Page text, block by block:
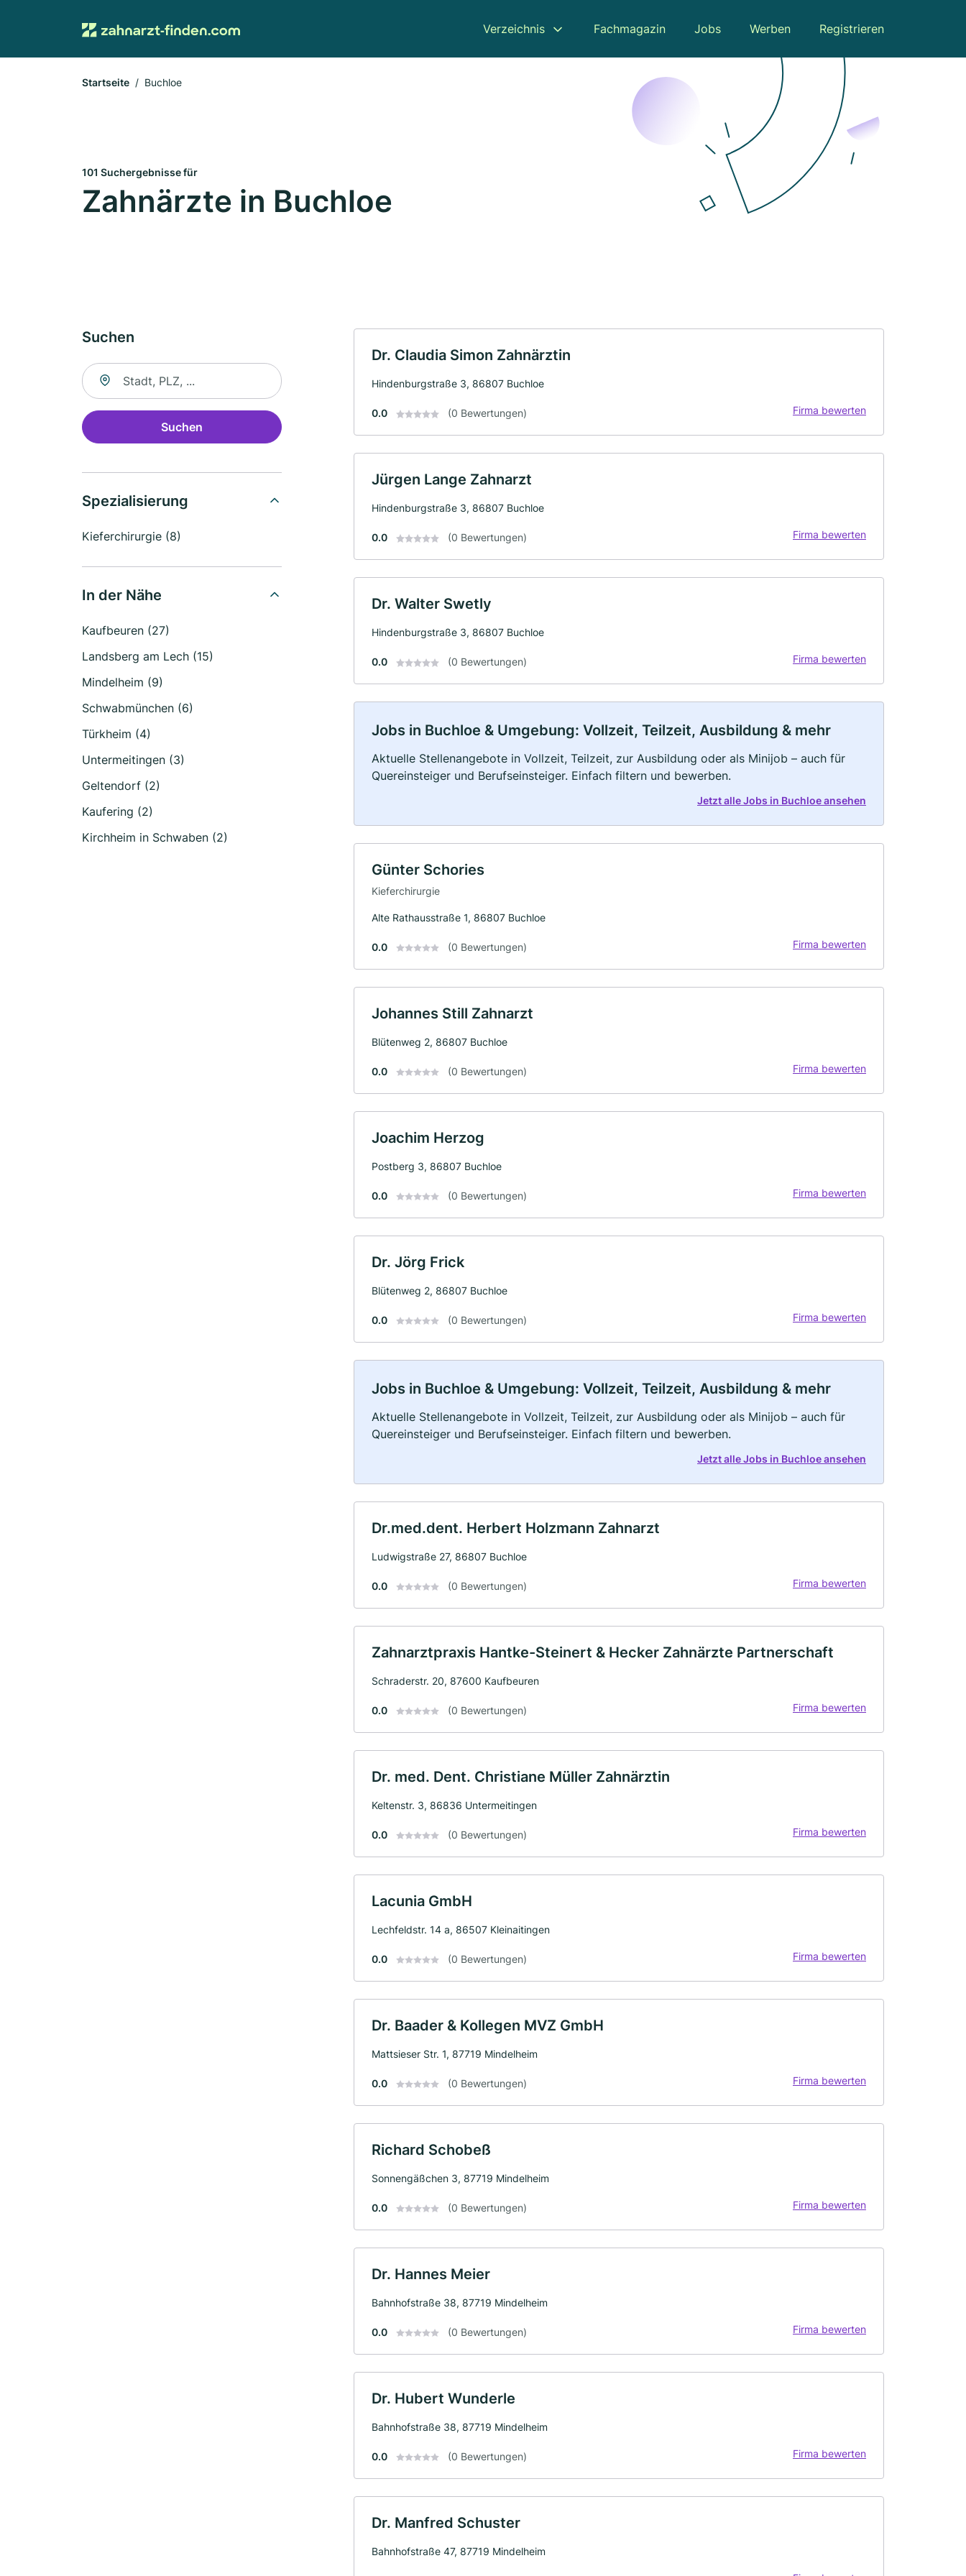
Verzeichnis Fachmagazin Jobs Werben Registrieren
Startseite Buchloe
101 Suchergebnisse für
Zahnärzte in Buchloe
Suchen
Suche nach Ort
Suchen
Spezialisierung
Kieferchirurgie (8)
In der Nähe
Kaufbeuren (27)
Landsberg am Lech (15)
Mindelheim (9)
Schwabmünchen (6)
Türkheim (4)
Untermeitingen (3)
Geltendorf (2)
Kaufering (2)
Kirchheim in Schwaben (2)
Dr. Claudia Simon Zahnärztin
Hindenburgstraße 3, 86807 Buchloe
0.0 (0 Bewertungen) Firma bewerten
Jürgen Lange Zahnarzt
Hindenburgstraße 3, 86807 Buchloe
0.0 (0 Bewertungen) Firma bewerten
Dr. Walter Swetly
Hindenburgstraße 3, 86807 Buchloe
0.0 (0 Bewertungen) Firma bewerten
Jobs in Buchloe & Umgebung: Vollzeit, Teilzeit, Ausbildung & mehr
Aktuelle Stellenangebote in Vollzeit, Teilzeit, zur Ausbildung oder als Minijob – auch für
Quereinsteiger und Berufseinsteiger. Einfach filtern und bewerben.
Jetzt alle Jobs in Buchloe ansehen
Günter Schories
Kieferchirurgie
Alte Rathausstraße 1, 86807 Buchloe
0.0 (0 Bewertungen) Firma bewerten
Johannes Still Zahnarzt
Blütenweg 2, 86807 Buchloe
0.0 (0 Bewertungen) Firma bewerten
Joachim Herzog
Postberg 3, 86807 Buchloe
0.0 (0 Bewertungen) Firma bewerten
Dr. Jörg Frick
Blütenweg 2, 86807 Buchloe
0.0 (0 Bewertungen) Firma bewerten
Jobs in Buchloe & Umgebung: Vollzeit, Teilzeit, Ausbildung & mehr
Aktuelle Stellenangebote in Vollzeit, Teilzeit, zur Ausbildung oder als Minijob – auch für
Quereinsteiger und Berufseinsteiger. Einfach filtern und bewerben.
Jetzt alle Jobs in Buchloe ansehen
Dr.med.dent. Herbert Holzmann Zahnarzt
Ludwigstraße 27, 86807 Buchloe
0.0 (0 Bewertungen) Firma bewerten
Zahnarztpraxis Hantke-Steinert & Hecker Zahnärzte Partnerschaft
Schraderstr. 20, 87600 Kaufbeuren
0.0 (0 Bewertungen) Firma bewerten
Dr. med. Dent. Christiane Müller Zahnärztin
Keltenstr. 3, 86836 Untermeitingen
0.0 (0 Bewertungen) Firma bewerten
Lacunia GmbH
Lechfeldstr. 14 a, 86507 Kleinaitingen
0.0 (0 Bewertungen) Firma bewerten
Dr. Baader & Kollegen MVZ GmbH
Mattsieser Str. 1, 87719 Mindelheim
0.0 (0 Bewertungen) Firma bewerten
Richard Schobeß
Sonnengäßchen 3, 87719 Mindelheim
0.0 (0 Bewertungen) Firma bewerten
Dr. Hannes Meier
Bahnhofstraße 38, 87719 Mindelheim
0.0 (0 Bewertungen) Firma bewerten
Dr. Hubert Wunderle
Bahnhofstraße 38, 87719 Mindelheim
0.0 (0 Bewertungen) Firma bewerten
Dr. Manfred Schuster
Bahnhofstraße 47, 87719 Mindelheim